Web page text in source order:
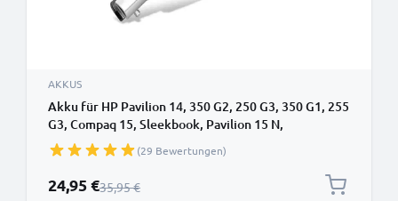
AKKUS
Akku für HP Pavilion 14, 350 G2, 250 G3, 350 G1, 255
G3, Compaq 15, Sleekbook, Pavilion 15 N,
Touchsmart 15 Sleekbook, HP OA04 Laptop -
2200mAh 14.8V
(29 Bewertungen)
Sonderpreis
24,95 €Regulärer Preis
35,95 €